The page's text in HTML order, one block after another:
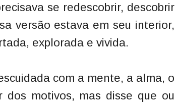
se redescobrir, descobrir
versão estava em seu interior,
explorada e vivida.
com a mente, a alma, o
motivos, mas disse que ou